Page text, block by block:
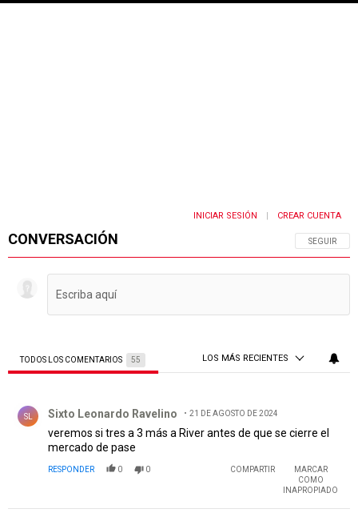
CONVERSACIÓN SIGA ESTA
SEGUIR
INICIAR SESIÓN CREAR CUENTA
TODOS LOS COMENTARIOS 55 LOS MÁS RECIENTES
SL Sixto Leonardo Ravelino 21 DE AGOSTO DE 2024
veremos si tres a 3 más a River antes de que se cierre el
mercado de pase
RESPONDER 0 0 COMPARTIR
MARCAR
COMO
INAPROPIADO